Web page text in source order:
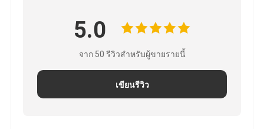
5.0
จาก 50 รีวิวสำหรับผู้ขายรายนี้
เขียนรีวิว